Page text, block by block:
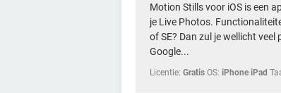
Motion Stills voor iOS is een
je Live Photos.
of SE? Dan zul je wellicht
Google...
Licentie: Gratis OS: iPhone iPad